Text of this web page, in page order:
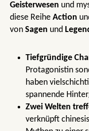
Geisterwesen und
diese Reihe Action
von Sagen und
Tiefgründige
Protagonistin
haben
spannende
Zwei Welten
verknüpft